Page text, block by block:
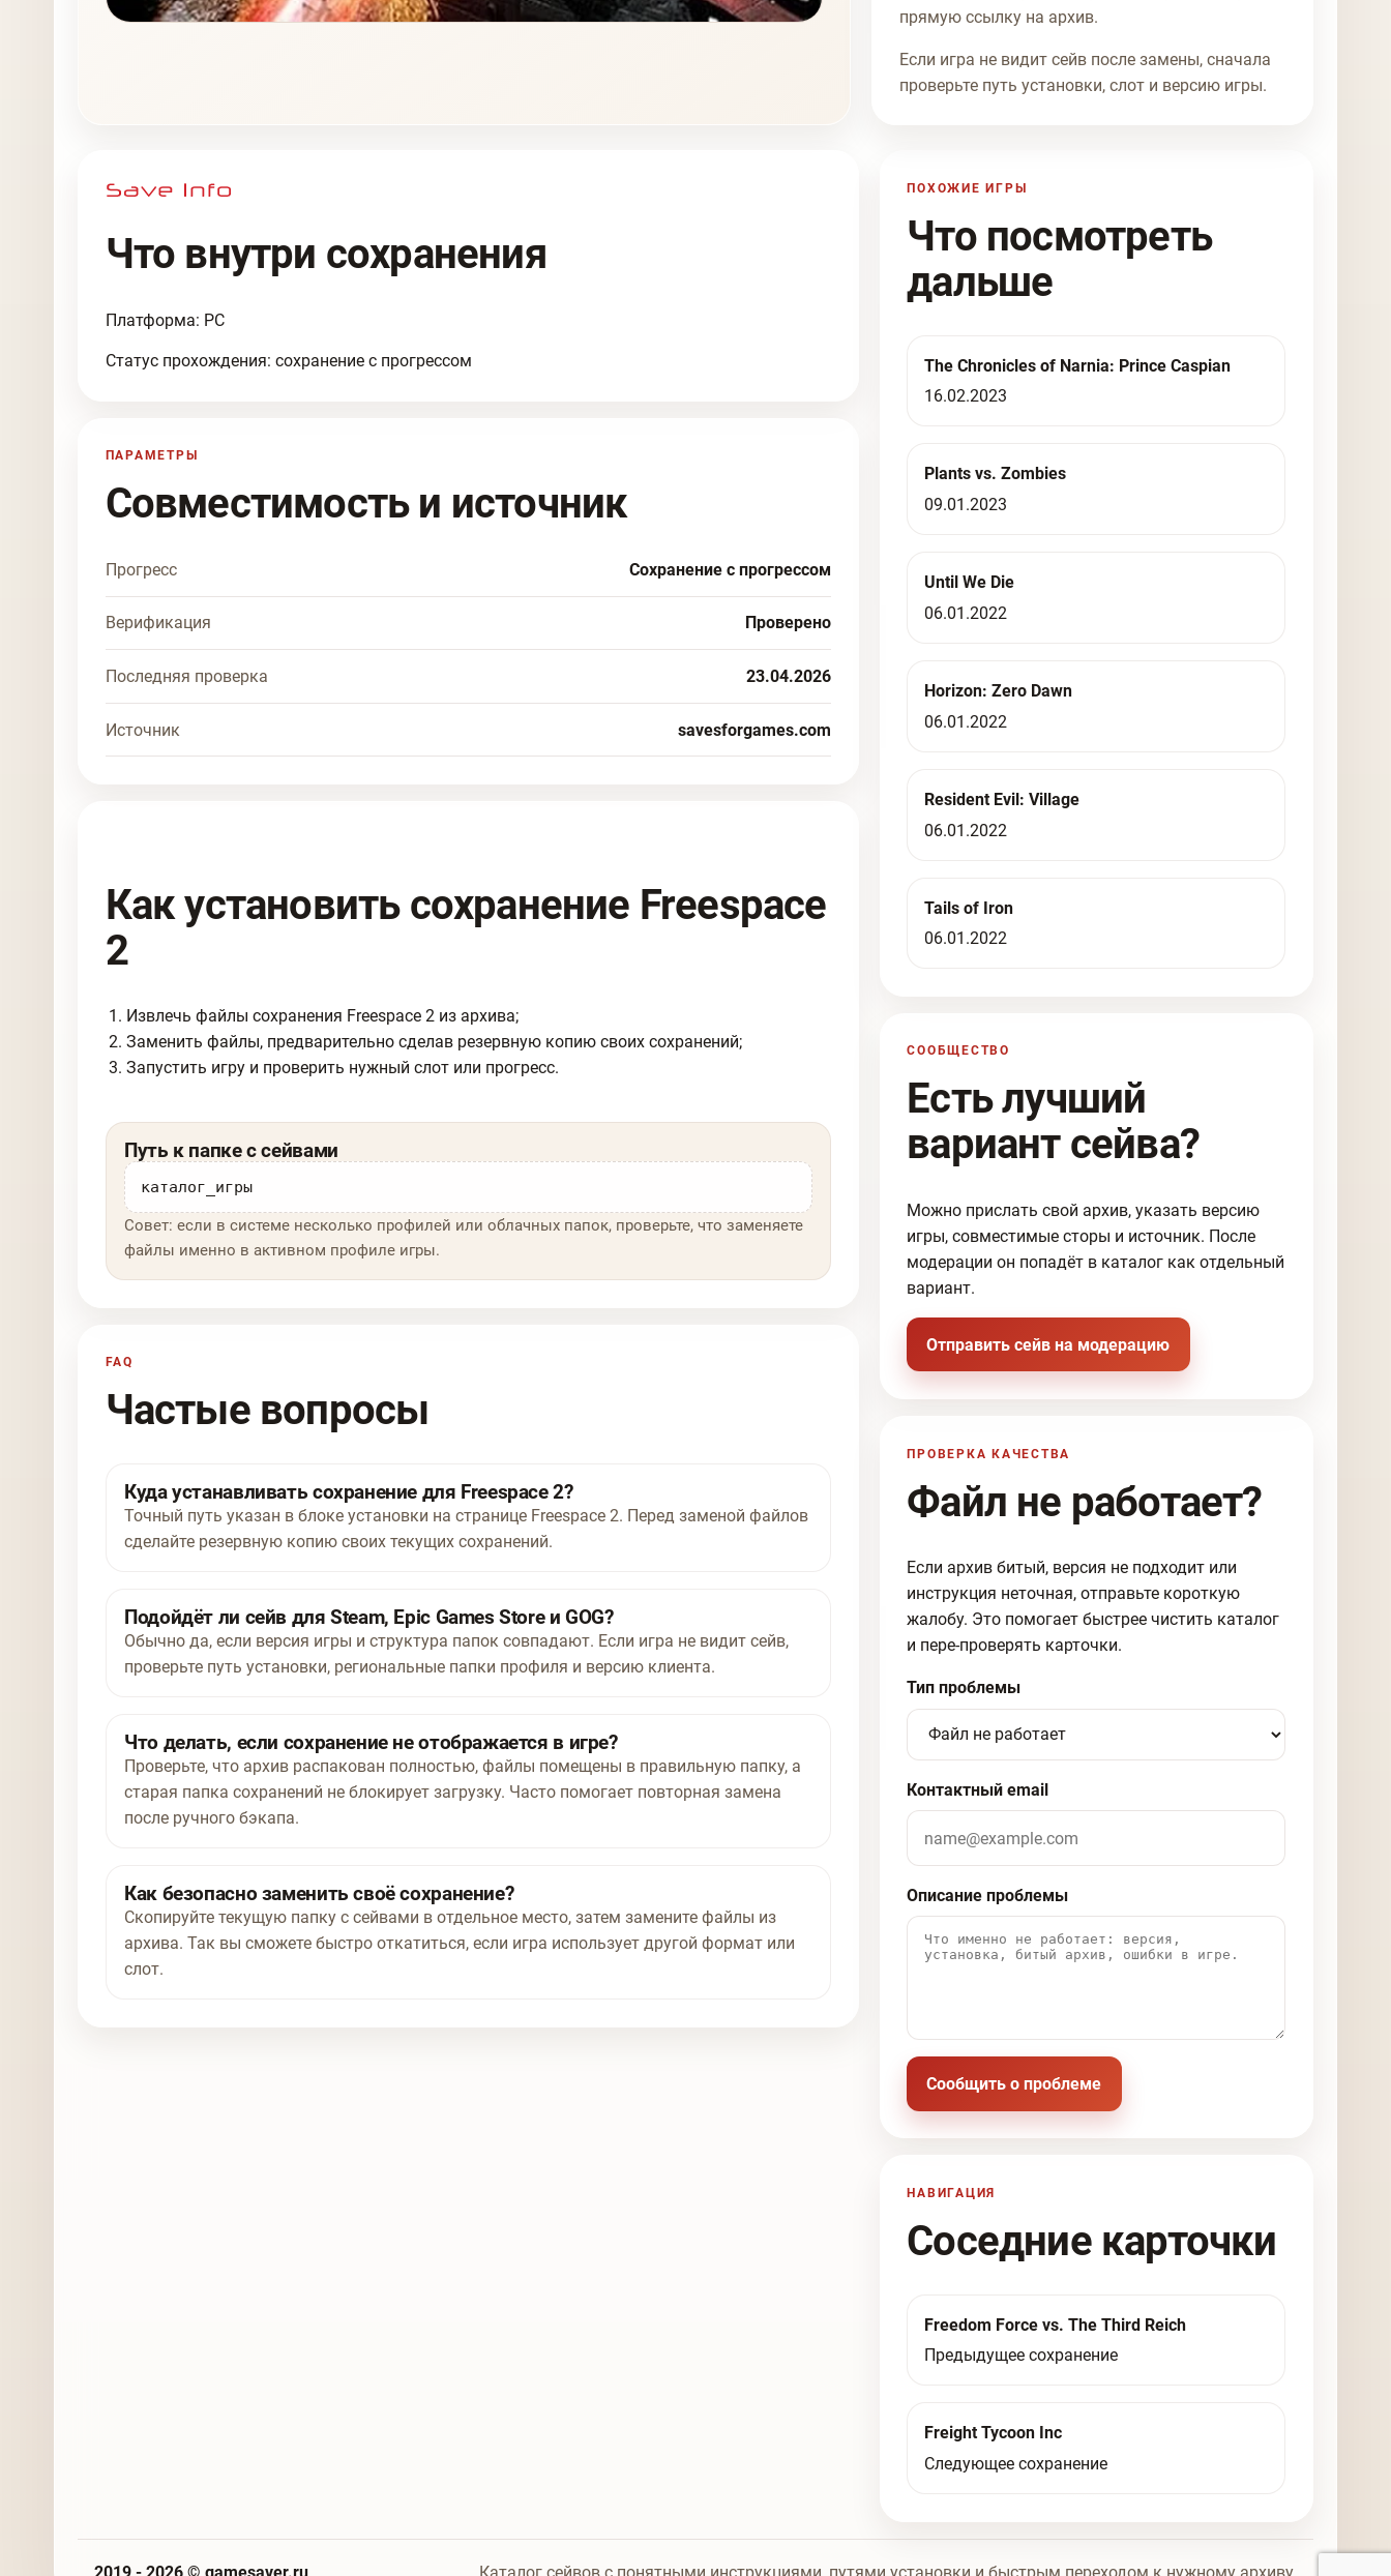
прямую ссылку на архив.
Если игра не видит сейв после замены, сначала
проверьте путь установки, слот и версию игры.
Что внутри сохранения
Платформа: PC
Статус прохождения: сохранение с прогрессом
ПАРАМЕТРЫ
Совместимость и источник
Прогресс Сохранение с прогрессом
Верификация Проверено
Последняя проверка 23.04.2026
Источник savesforgames.com
Как установить сохранение Freespace
2
Извлечь файлы сохранения Freespace 2 из архива;
Заменить файлы, предварительно сделав резервную копию своих сохранений;
Запустить игру и проверить нужный слот или прогресс.
Путь к папке с сейвами
каталог_игры
Совет: если в системе несколько профилей или облачных папок, проверьте, что заменяете
файлы именно в активном профиле игры.
FAQ
Частые вопросы
Куда устанавливать сохранение для Freespace 2?
Точный путь указан в блоке установки на странице Freespace 2. Перед заменой файлов
сделайте резервную копию своих текущих сохранений.
Подойдёт ли сейв для Steam, Epic Games Store и GOG?
Обычно да, если версия игры и структура папок совпадают. Если игра не видит сейв,
проверьте путь установки, региональные папки профиля и версию клиента.
Что делать, если сохранение не отображается в игре?
Проверьте, что архив распакован полностью, файлы помещены в правильную папку, а
старая папка сохранений не блокирует загрузку. Часто помогает повторная замена
после ручного бэкапа.
Как безопасно заменить своё сохранение?
Скопируйте текущую папку с сейвами в отдельное место, затем замените файлы из
архива. Так вы сможете быстро откатиться, если игра использует другой формат или
слот.
ПОХОЖИЕ ИГРЫ
Что посмотреть
дальше
The Chronicles of Narnia: Prince Caspian
16.02.2023
Plants vs. Zombies
09.01.2023
Until We Die
06.01.2022
Horizon: Zero Dawn
06.01.2022
Resident Evil: Village
06.01.2022
Tails of Iron
06.01.2022
СООБЩЕСТВО
Есть лучший
вариант сейва?
Можно прислать свой архив, указать версию
игры, совместимые сторы и источник. После
модерации он попадёт в каталог как отдельный
вариант.
Отправить сейв на модерацию
ПРОВЕРКА КАЧЕСТВА
Файл не работает?
Если архив битый, версия не подходит или
инструкция неточная, отправьте короткую
жалобу. Это помогает быстрее чистить каталог
и пере-проверять карточки.
Тип проблемы
Контактный email
Описание проблемы
Сообщить о проблеме
НАВИГАЦИЯ
Соседние карточки
Freedom Force vs. The Third Reich
Предыдущее сохранение
Freight Tycoon Inc
Следующее сохранение